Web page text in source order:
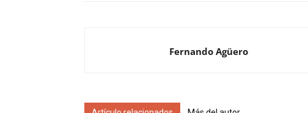
Fernando Agüero